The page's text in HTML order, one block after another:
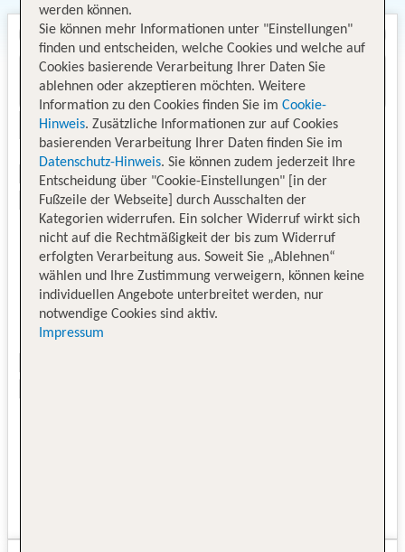
werden können.
Sie können mehr Informationen unter "Einstellungen"
finden und entscheiden, welche Cookies und welche auf
Cookies basierende Verarbeitung Ihrer Daten Sie
ablehnen oder akzeptieren möchten. Weitere
Information zu den Cookies finden Sie im Cookie-
Hinweis. Zusätzliche Informationen zur auf Cookies
basierenden Verarbeitung Ihrer Daten finden Sie im
Datenschutz-Hinweis. Sie können zudem jederzeit Ihre
Entscheidung über "Cookie-Einstellungen" [in der
Fußzeile der Webseite] durch Ausschalten der
Kategorien widerrufen. Ein solcher Widerruf wirkt sich
nicht auf die Rechtmäßigkeit der bis zum Widerruf
erfolgten Verarbeitung aus. Soweit Sie „Ablehnen“
wählen und Ihre Zustimmung verweigern, können keine
individuellen Angebote unterbreitet werden, nur
notwendige Cookies sind aktiv.
Impressum